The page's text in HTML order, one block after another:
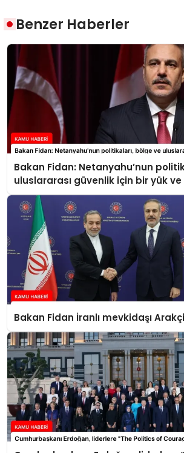
Benzer Haberler
Bakan Fidan: Netanyahu’nun
uluslararası güvenlik için bir yük
Bakan Fidan İranlı mevkidaşı